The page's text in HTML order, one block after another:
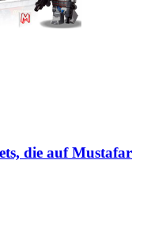
die auf Mustafar